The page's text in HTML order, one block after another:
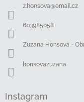
z.honsova@email.cz
603985058
Zuzana Honsová -
honsovazuzana
Instagram